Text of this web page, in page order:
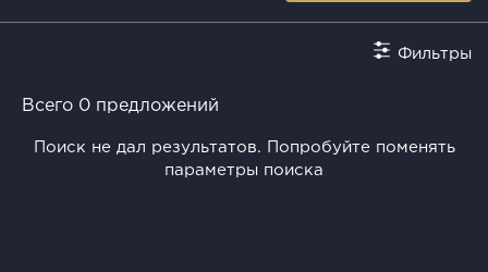
Фильтры
Всего 0 предложений
Поиск не дал результатов. Попробуйте поменять
параметры поиска